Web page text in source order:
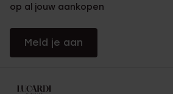
op al jouw aankopen
Meld je aan